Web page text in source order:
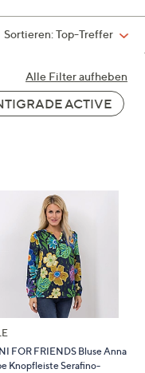
Sortieren:Top-Treffer
Alle Filter aufheben
ACTIVE
FOR FRIENDS Bluse Anna
Knopfleiste Serafino-